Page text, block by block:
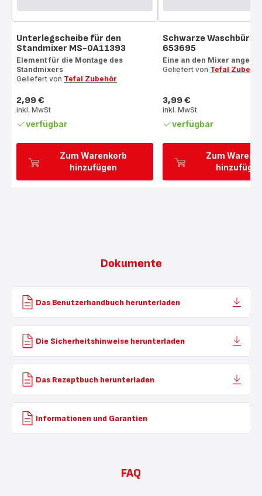
Zum Warenkorb
hinzufügen
Unterlegscheibe für den
Standmixer MS-0A11393
Element für die Montage des
Standmixers
Geliefert von Tefal Zubehör
Preis
2,99 €
inkl. MwSt
verfügbar
Zum
Schwarze
653695
Eine an den Mixer
Geliefert von Tefal
Preis
3,99 €
inkl. MwSt
verfügbar
Dokumente
Das Benutzerhandbuch herunterladen
Die Sicherheitshinweise herunterladen
Das Rezeptbuch herunterladen
Informationen und Garantien
FAQ